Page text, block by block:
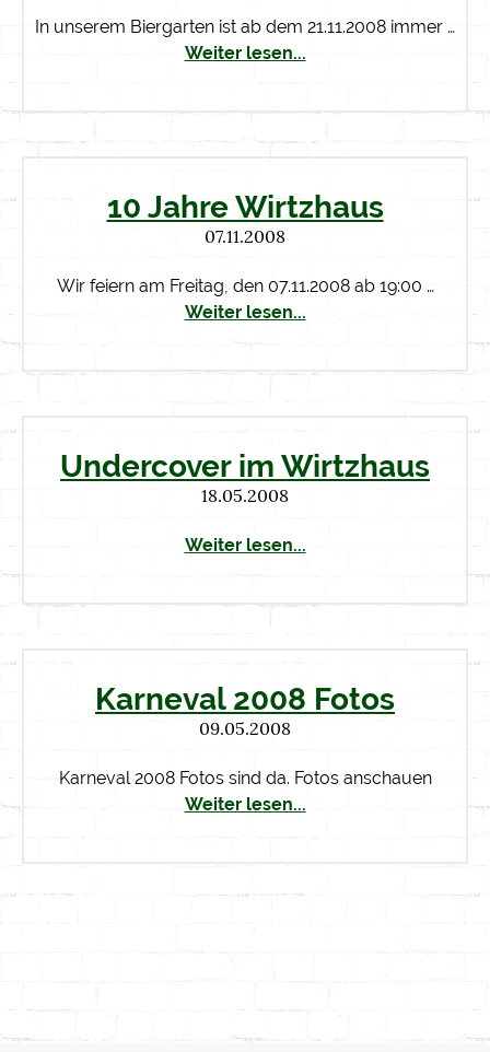
In unserem Biergarten ist ab dem 21.11.2008 immer …
Weiter lesen...
10 Jahre Wirtzhaus
07.11.2008
Wir feiern am Freitag, den 07.11.2008 ab 19:00 …
Weiter lesen...
Undercover im Wirtzhaus
18.05.2008
Weiter lesen...
Karneval 2008 Fotos
09.05.2008
Karneval 2008 Fotos sind da. Fotos anschauen
Weiter lesen...